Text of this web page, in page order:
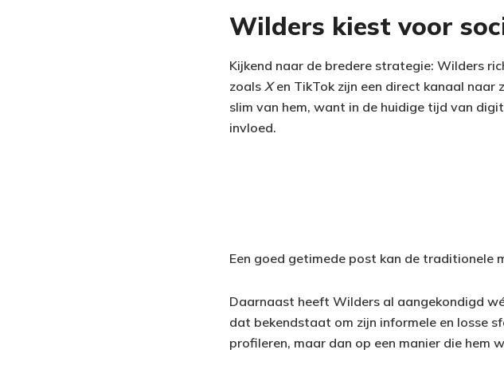
Wilders kiest voor
Kijkend naar de bredere strategie: Wilders
zoals Xen TikTok zijn een direct kanaal naar
slim van hem, want in de huidige tijd van
invloed.
Een goed getimede post kan de traditionele
Daarnaast heeft Wilders al aangekondigd
dat bekendstaat om zijn informele en losse
profileren, maar dan op een manier die hem